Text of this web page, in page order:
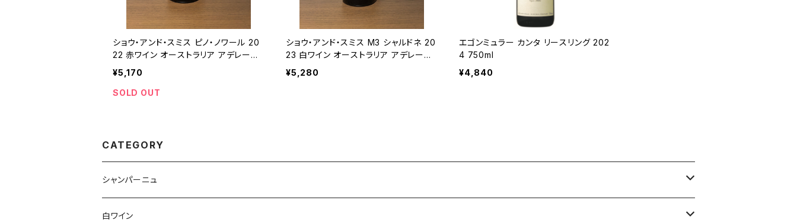
ショウ・アンド・スミス ピノ・ノワール 20
22 赤ワイン オーストラリア アデレード・
ヒルズ 750ml
¥5,170
SOLD OUT
ショウ・アンド・スミス M3 シャルドネ 20
23 白ワイン オーストラリア アデレード・
ヒルズ 750ml
¥5,280
エゴンミュラー カンタ リースリング 202
4 750ml
¥4,840
CATEGORY
シャンパーニュ
アンリ・ジロー
白ワイン